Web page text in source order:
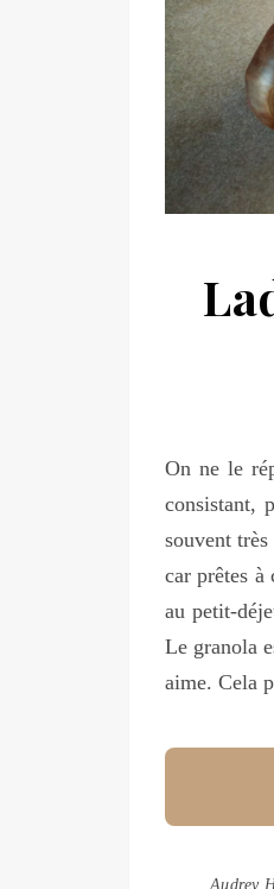
On ne le
consistant,
souvent
car prêtes à
au petit-
Le granola
aime. Cela
Audrey